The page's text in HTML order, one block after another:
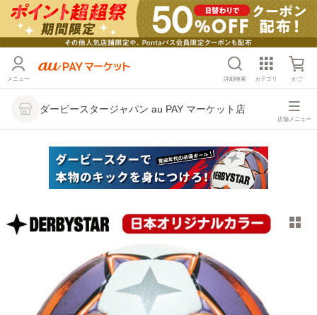
メニュー 詳細検索 カテゴリ かご
ダービースタージャパン au PAY マーケット店
店舗メニュー